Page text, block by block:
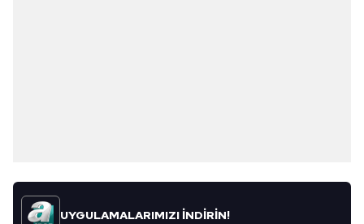
UYGULAMALARIMIZI İNDİRİN!